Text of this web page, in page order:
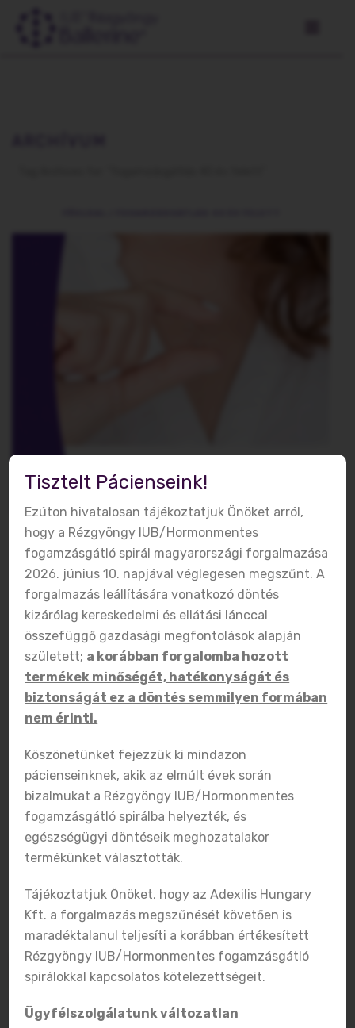
Rézgyöngy Fogamzásgátlás,IUB™ Rézgyöngy,
Legfrissebb
2021-03-02
Hány teherbeesést,
kilökődést regisztráltak
100 ezer Rézgyöngy
felhelyezése után – a
legfrissebb adatok
Szerte a világban több mint 100 ezer nőnek
helyezték már föl a nőgyógyászok a
fogamzásgátló IUB Rézgyöngyöt. Ekkora
mintával már statisztikákat is készíthetünk,
mi pedig ezt meg is tettük. [...]
Tisztelt Pácienseink!
Ezúton hivatalosan tájékoztatjuk Önöket arról,
hogy a Rézgyöngy IUB/Hormonmentes
fogamzásgátló spirál magyarországi forgalmazása
2026. június 10. napjával véglegesen megszűnt. A
forgalmazás leállítására vonatkozó döntés
kizárólag kereskedelmi és ellátási lánccal
összefüggő gazdasági megfontolások alapján
született; a korábban forgalomba hozott
termékek minőségét, hatékonyságát és
biztonságát ez a döntés semmilyen formában
nem érinti.
Köszönetünket fejezzük ki mindazon
pácienseinknek, akik az elmúlt évek során
bizalmukat a Rézgyöngy IUB/Hormonmentes
fogamzásgátló spirálba helyezték, és
egészségügyi döntéseik meghozatalakor
termékünket választották.
Tájékoztatjuk Önöket, hogy az Adexilis Hungary
Kft. a forgalmazás megszűnését követően is
maradéktalanul teljesíti a korábban értékesített
Rézgyöngy IUB/Hormonmentes fogamzásgátló
spirálokkal kapcsolatos kötelezettségeit.
Ügyfélszolgálatunk változatlan